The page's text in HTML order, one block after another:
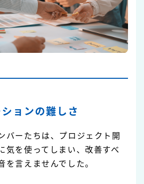
ョンの難しさ
バーたちは、プロジェクト開
気を使ってしまい、改善すべ
を言えませんでした。